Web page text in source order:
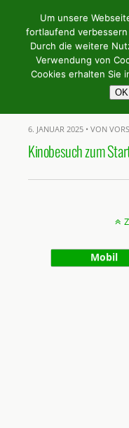
6. JANUAR 2025 • VON
Kinobesuch zum
Mobil
Um unsere
fortlaufend
Durch die weitere
Verwendung von
Cookies erhalten Sie
OK